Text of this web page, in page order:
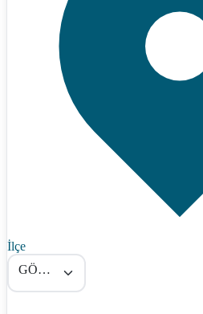
İlçe
GÖLPAZARI